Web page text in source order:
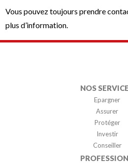
Vous pouvez toujours prendre
plus d’information.
NOS
Epargner
Assurer
Protéger
Investir
Conseiller